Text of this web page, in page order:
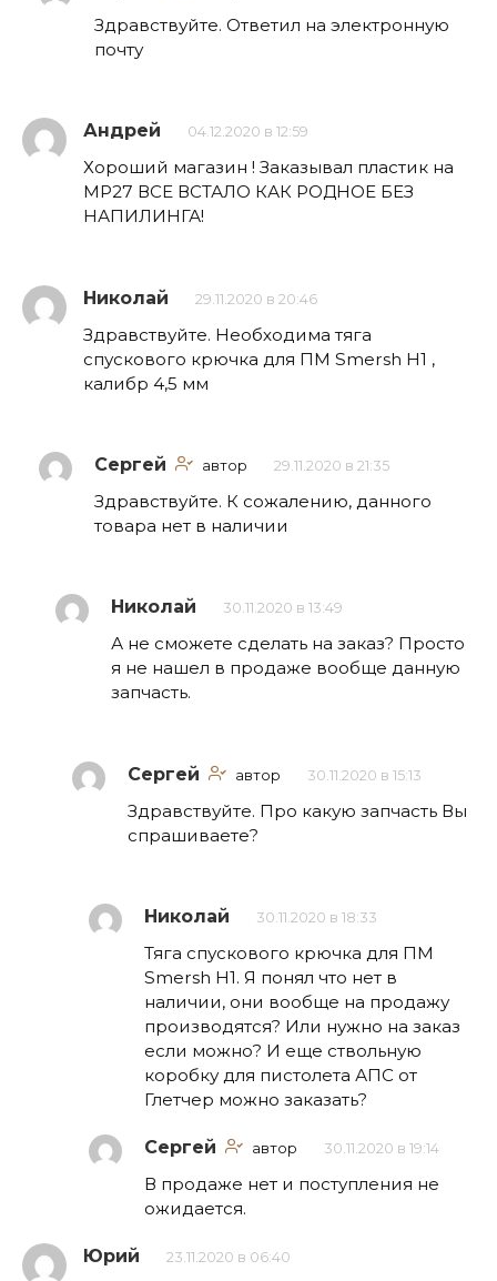
Здравствуйте. Ответил на электронную
почту
Андрей 04.12.2020 в 12:59
Хороший магазин ! Заказывал пластик на
МР27 ВСЕ ВСТАЛО КАК РОДНОЕ БЕЗ
НАПИЛИНГА!
Николай 29.11.2020 в 20:46
Здравствуйте. Необходима тяга
спускового крючка для ПМ Smersh H1 ,
калибр 4,5 мм
Сергей автор 29.11.2020 в 21:35
Здравствуйте. К сожалению, данного
товара нет в наличии
Николай 30.11.2020 в 13:49
А не сможете сделать на заказ? Просто
я не нашел в продаже вообще данную
запчасть.
Сергей автор 30.11.2020 в 15:13
Здравствуйте. Про какую запчасть Вы
спрашиваете?
Николай 30.11.2020 в 18:33
Тяга спускового крючка для ПМ
Smersh H1. Я понял что нет в
наличии, они вообще на продажу
производятся? Или нужно на заказ
если можно? И еще ствольную
коробку для пистолета АПС от
Глетчер можно заказать?
Сергей автор 30.11.2020 в 19:14
В продаже нет и поступления не
ожидается.
Юрий 23.11.2020 в 06:40